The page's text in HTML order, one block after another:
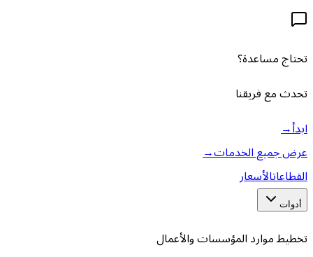
تحتاج مساعدة؟
تحدث مع فريقنا
ابدأ→
عرض جميع الخدمات→
القطاعاتالأسعار
أدوات
تخطيط موارد المؤسسات والأعمال